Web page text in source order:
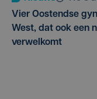
Vier Oostendse
West, dat ook een
verwelkomt